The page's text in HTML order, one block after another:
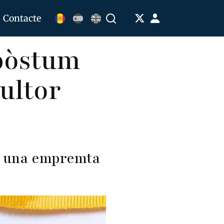
Contacte BuscarMenú
de
empremta